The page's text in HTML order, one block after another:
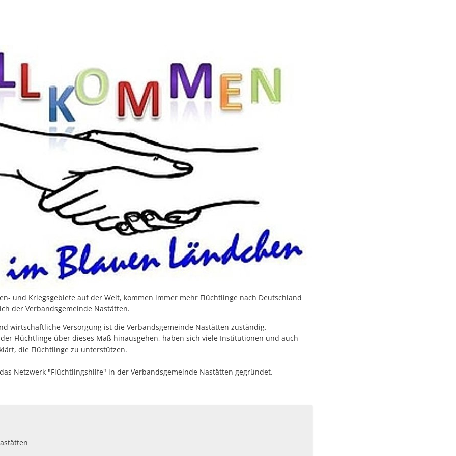
Rund ums Haus Service
Transport & Logistik
und Kriegsgebiete auf der Welt, kommen immer mehr Flüchtlinge nach Deutschland
der Verbandsgemeinde Nastätten.
wirtschaftliche Versorgung ist die Verbandsgemeinde Nastätten zuständig.
Flüchtlinge über dieses Maß hinausgehen, haben sich viele Institutionen und auch
die Flüchtlinge zu unterstützen.
Netzwerk "Flüchtlingshilfe" in der Verbandsgemeinde Nastätten gegründet.